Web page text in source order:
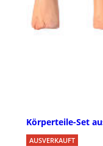
Körperteile-Set
AUSVERKAUFT